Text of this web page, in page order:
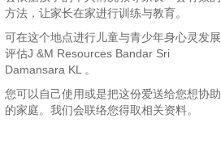
方法，让家长在家进行训练与教育。
可在这个地点进行儿童与青少年身心灵发展
评估J &M Resources Bandar Sri
Damansara KL 。
您可以自己使用或是把这份爱送给您想协助
的家庭。我们会联络您得取相关资料。